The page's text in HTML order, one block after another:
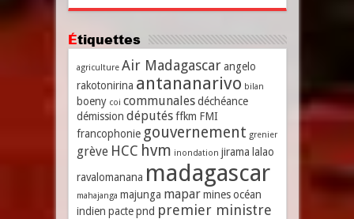
Étiquettes
agriculture Air Madagascar angelo
rakotonirina antananarivo bilan
boeny coi communales déchéance
démission députés ffkm FMI
francophonie gouvernement grenier
grève HCC hvm inondation jirama lalao
ravalomanana madagascar
mahajanga majunga mapar mines océan
indien pacte pnd premier ministre